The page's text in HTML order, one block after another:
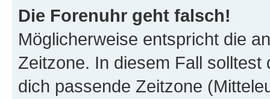
Die Forenuhr geht falsch!
Möglicherweise entspricht die
Zeitzone. In diesem Fall solltest
dich passende Zeitzone